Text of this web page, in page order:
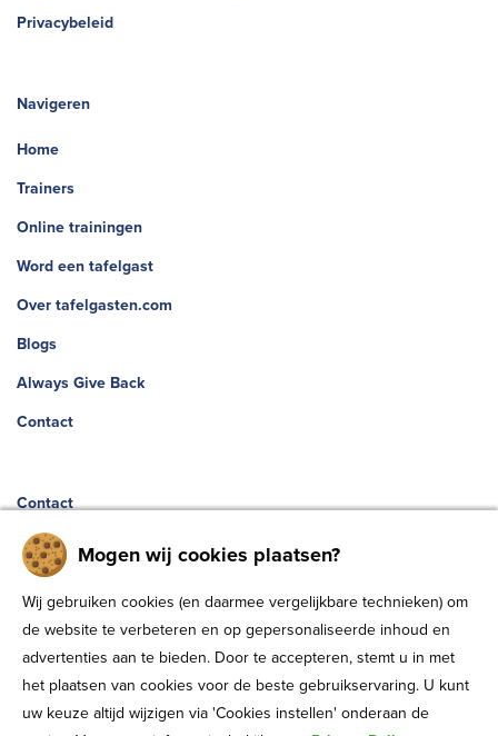
Privacybeleid
Navigeren
Home
Trainers
Online trainingen
Word een tafelgast
Over tafelgasten.com
Blogs
Always Give Back
Contact
Contact
Stationsplein 3
038- 8539300
info@tafelgasten.com
KVK: 80424651
Mogen wij cookies plaatsen?
Wij gebruiken cookies (en daarmee vergelijkbare technieken) om
de website te verbeteren en op gepersonaliseerde inhoud en
advertenties aan te bieden. Door te accepteren, stemt u in met
het plaatsen van cookies voor de beste gebruikservaring. U kunt
uw keuze altijd wijzigen via 'Cookies instellen' onderaan de